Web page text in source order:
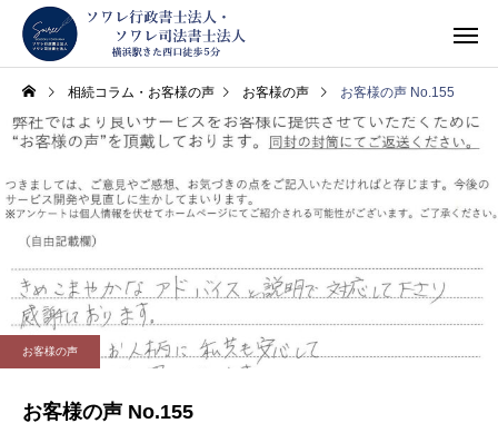
相続コラム・お客様の声 お客様の声 お客様の声 No.155
お客様の声
お客様の声 No.155